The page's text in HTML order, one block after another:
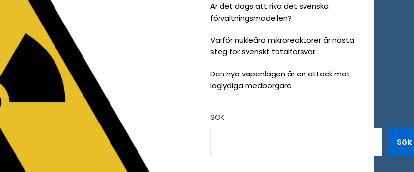
Är det dags att riva det svenska
förvaltningsmodellen?
Varför nukleära mikroreaktorer är nästa
steg för svenskt totalförsvar
Den nya vapenlagen är en attack mot
laglydiga medborgare
SÖK
Sök